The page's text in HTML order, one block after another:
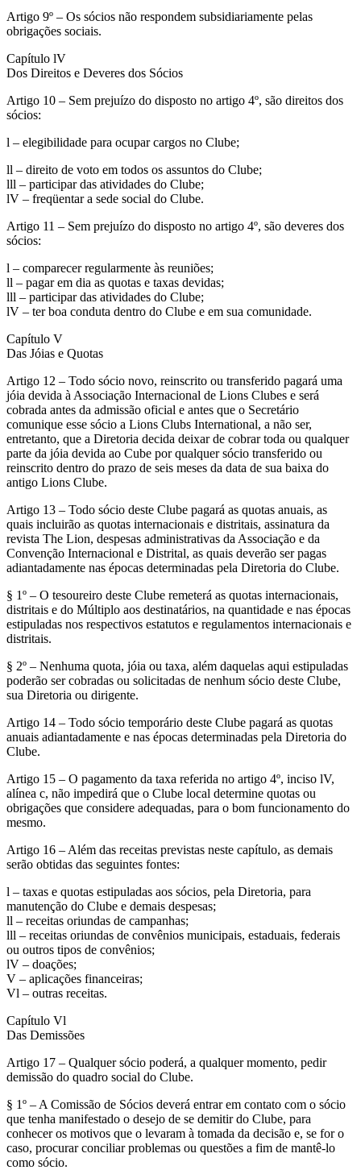
Artigo 9º – Os sócios não respondem subsidiariamente pelas
obrigações sociais.
Capítulo lV
Dos Direitos e Deveres dos Sócios
Artigo 10 – Sem prejuízo do disposto no artigo 4º, são direitos dos
sócios:
l – elegibilidade para ocupar cargos no Clube;
ll – direito de voto em todos os assuntos do Clube;
lll – participar das atividades do Clube;
lV – freqüentar a sede social do Clube.
Artigo 11 – Sem prejuízo do disposto no artigo 4º, são deveres dos
sócios:
l – comparecer regularmente às reuniões;
ll – pagar em dia as quotas e taxas devidas;
lll – participar das atividades do Clube;
lV – ter boa conduta dentro do Clube e em sua comunidade.
Capítulo V
Das Jóias e Quotas
Artigo 12 – Todo sócio novo, reinscrito ou transferido pagará uma
jóia devida à Associação Internacional de Lions Clubes e será
cobrada antes da admissão oficial e antes que o Secretário
comunique esse sócio a Lions Clubs International, a não ser,
entretanto, que a Diretoria decida deixar de cobrar toda ou qualquer
parte da jóia devida ao Cube por qualquer sócio transferido ou
reinscrito dentro do prazo de seis meses da data de sua baixa do
antigo Lions Clube.
Artigo 13 – Todo sócio deste Clube pagará as quotas anuais, as
quais incluirão as quotas internacionais e distritais, assinatura da
revista The Lion, despesas administrativas da Associação e da
Convenção Internacional e Distrital, as quais deverão ser pagas
adiantadamente nas épocas determinadas pela Diretoria do Clube.
§ 1º – O tesoureiro deste Clube remeterá as quotas internacionais,
distritais e do Múltiplo aos destinatários, na quantidade e nas épocas
estipuladas nos respectivos estatutos e regulamentos internacionais e
distritais.
§ 2º – Nenhuma quota, jóia ou taxa, além daquelas aqui estipuladas
poderão ser cobradas ou solicitadas de nenhum sócio deste Clube,
sua Diretoria ou dirigente.
Artigo 14 – Todo sócio temporário deste Clube pagará as quotas
anuais adiantadamente e nas épocas determinadas pela Diretoria do
Clube.
Artigo 15 – O pagamento da taxa referida no artigo 4º, inciso lV,
alínea c, não impedirá que o Clube local determine quotas ou
obrigações que considere adequadas, para o bom funcionamento do
mesmo.
Artigo 16 – Além das receitas previstas neste capítulo, as demais
serão obtidas das seguintes fontes:
l – taxas e quotas estipuladas aos sócios, pela Diretoria, para
manutenção do Clube e demais despesas;
ll – receitas oriundas de campanhas;
lll – receitas oriundas de convênios municipais, estaduais, federais
ou outros tipos de convênios;
lV – doações;
V – aplicações financeiras;
Vl – outras receitas.
Capítulo Vl
Das Demissões
Artigo 17 – Qualquer sócio poderá, a qualquer momento, pedir
demissão do quadro social do Clube.
§ 1º – A Comissão de Sócios deverá entrar em contato com o sócio
que tenha manifestado o desejo de se demitir do Clube, para
conhecer os motivos que o levaram à tomada da decisão e, se for o
caso, procurar conciliar problemas ou questões a fim de mantê-lo
como sócio.